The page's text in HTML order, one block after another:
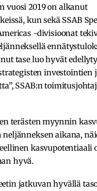
vuosi 2019 on alkanut
kun sekä SSAB
-divisioonat
tase luo hyvät
investointien
SSAB:n
terästen myynnin
aikana,
kasvupotentiaali
hyvä.
jatkuvan hyvällä